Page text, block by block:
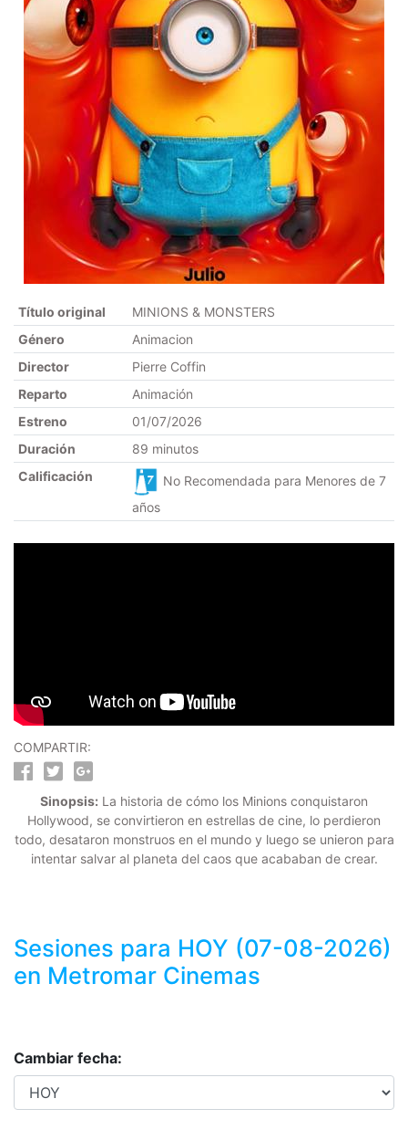
Título original
MINIONS & MONSTERS
Género
Animacion
Director
Pierre Coffin
Reparto
Animación
Estreno
01/07/2026
Duración
89 minutos
Calificación
No Recomendada para Menores de 7
años
COMPARTIR:
Sinopsis: La historia de cómo los Minions conquistaron
Hollywood, se convirtieron en estrellas de cine, lo perdieron
todo, desataron monstruos en el mundo y luego se unieron para
intentar salvar al planeta del caos que acababan de crear.
Sesiones para HOY (07-08-2026)
en Metromar Cinemas
Cambiar fecha: